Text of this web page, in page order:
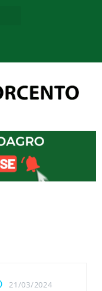
21/03/2024